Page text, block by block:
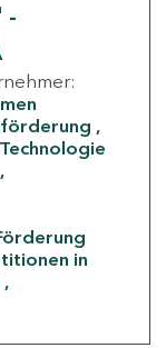
-
in